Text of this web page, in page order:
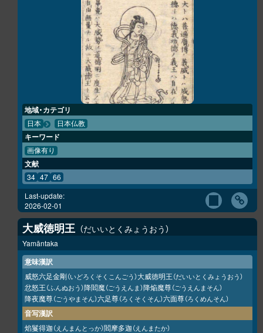
地域・カテゴリ
日本 日本仏教
キーワード
画像有り
文献
34 47 66
Last-update:
2026-02-01
大威徳明王 だいいとくみょうおう
Yamāntaka
意味漢訳
威怒六足金剛（いどろくそくこんごう）大威徳明王（だいいとくみょうおう）
忿怒王（ふんぬおう）降閻魔（ごうえんま）降焔魔尊（ごうえんまそん）
降夜魔尊（ごうやまそん）六足尊（ろくそくそん）六面尊（ろくめんそん）
音写漢訳
焰鬘得迦（えんまんとっか）閻摩多迦（えんまたか）